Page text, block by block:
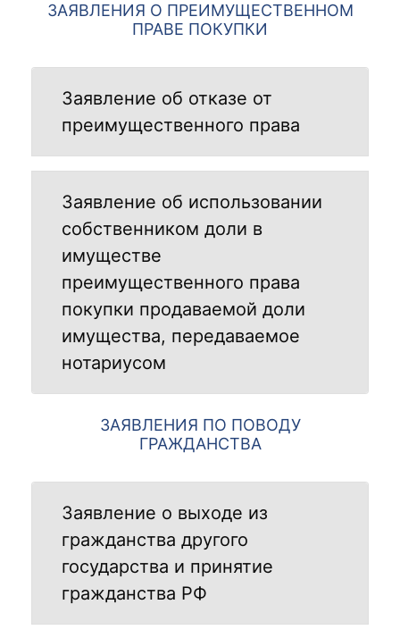
ЗАЯВЛЕНИЯ О ПРЕИМУЩЕСТВЕННОМ
ПРАВЕ ПОКУПКИ
Заявление об отказе от
преимущественного права
Заявление об использовании
собственником доли в
имуществе
преимущественного права
покупки продаваемой доли
имущества, передаваемое
нотариусом
ЗАЯВЛЕНИЯ ПО ПОВОДУ
ГРАЖДАНСТВА
Заявление о выходе из
гражданства другого
государства и принятие
гражданства РФ